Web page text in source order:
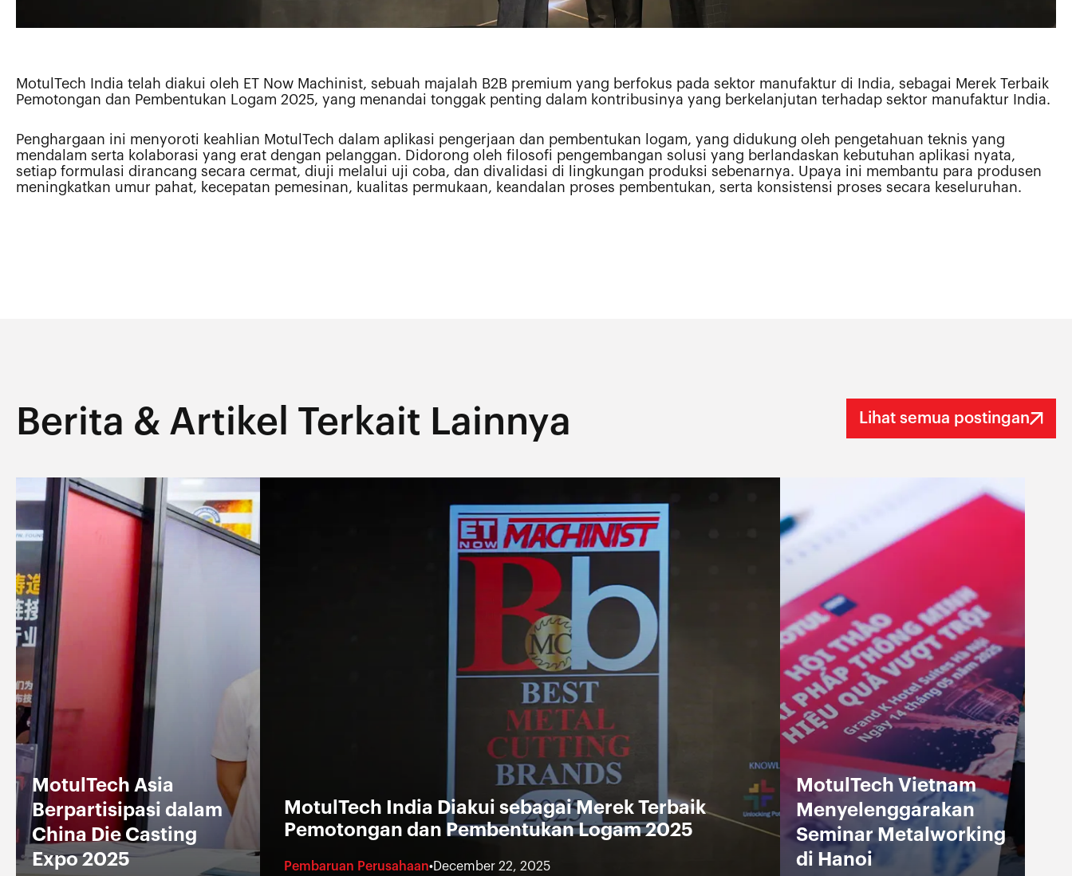
MotulTech India telah diakui oleh ET Now Machinist, sebuah majalah B2B premium yang berfokus pada sektor manufaktur di India, sebagai Merek Terbaik
Pemotongan dan Pembentukan Logam 2025, yang menandai tonggak penting dalam kontribusinya yang berkelanjutan terhadap sektor manufaktur India.
Penghargaan ini menyoroti keahlian MotulTech dalam aplikasi pengerjaan dan pembentukan logam, yang didukung oleh pengetahuan teknis yang
mendalam serta kolaborasi yang erat dengan pelanggan. Didorong oleh filosofi pengembangan solusi yang berlandaskan kebutuhan aplikasi nyata,
setiap formulasi dirancang secara cermat, diuji melalui uji coba, dan divalidasi di lingkungan produksi sebenarnya. Upaya ini membantu para produsen
meningkatkan umur pahat, kecepatan pemesinan, kualitas permukaan, keandalan proses pembentukan, serta konsistensi proses secara keseluruhan.
Berita & Artikel Terkait Lainnya Lihat semua postingan
MotulTech Asia
Berpartisipasi dalam
China Die Casting
Expo 2025
MotulTech India Diakui sebagai Merek Terbaik
Pemotongan dan Pembentukan Logam 2025
Pembaruan Perusahaan•December 22, 2025
MotulTech Vietnam
Menyelenggarakan
Seminar Metalworking
di Hanoi